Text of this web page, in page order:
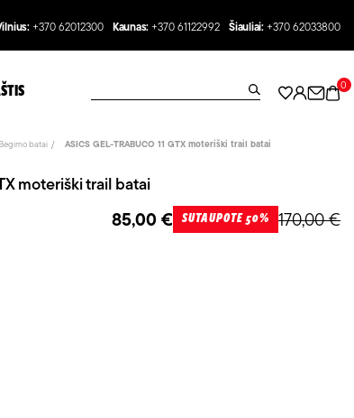
+370 62012300 Kaunas: +370 61122992 Šiauliai: +370 62033800
0
Bėgimo batai ASICS GEL-TRABUCO 11 GTX moteriški trail batai
moteriški trail batai
170,00 €
85,00 € SUTAUPOTE 50%